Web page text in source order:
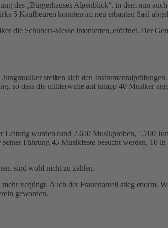
des „Bürgerhauses Alpenblick“, in dem nun
5 Kaufbeuren konnten im neu erbauten Saal
die Schubert-Messe intonierten, eröffnet. Der
stellten sich den
so dass die mittlerweile auf knapp 40 Musiker
Leitung wurden rund 2.600 Musikproben, 1.700
Führung 45 Musikfeste besucht werden, 10
sind wohl nicht zu zählen.
verjüngt. Auch der Frauenanteil stieg enorm.
geworden.